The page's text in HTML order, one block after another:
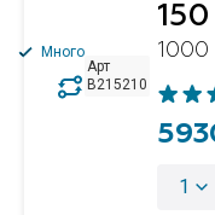
Арт
B215210
Много 1000
1